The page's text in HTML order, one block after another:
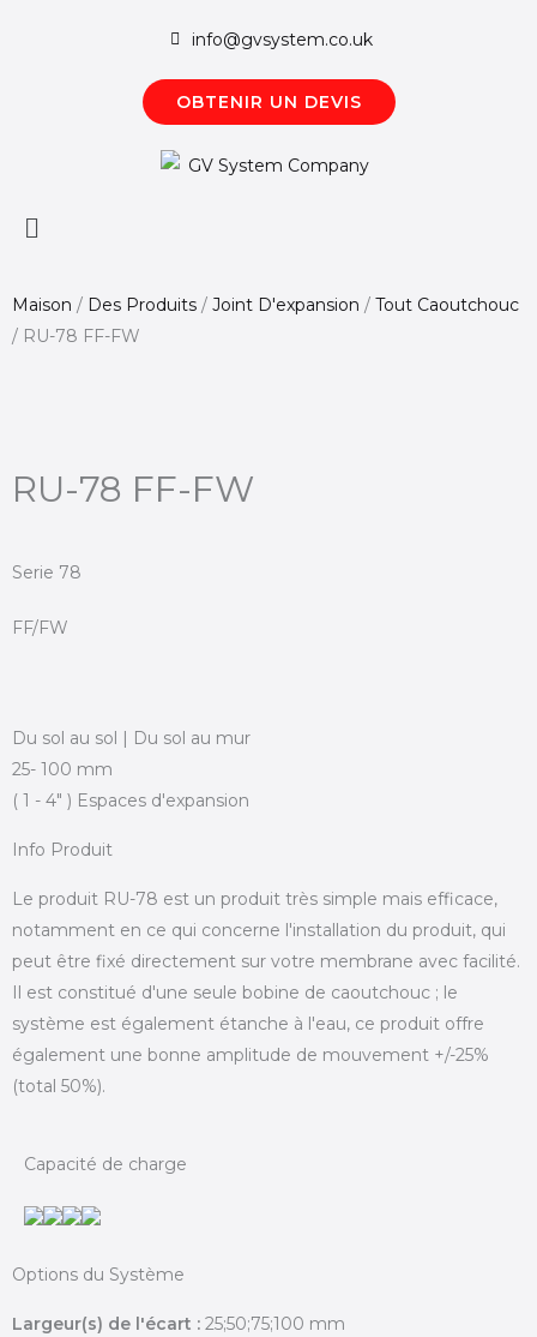
info@gvsystem.co.uk
OBTENIR UN DEVIS
Menú
Maison / Des Produits / Joint D'expansion / Tout Caoutchouc
/ RU-78 FF-FW
RU-78 FF-FW
Serie 78
FF/FW
Du sol au sol | Du sol au mur
25- 100 mm
( 1 - 4" ) Espaces d'expansion
Info Produit
Le produit RU-78 est un produit très simple mais efficace,
notamment en ce qui concerne l'installation du produit, qui
peut être fixé directement sur votre membrane avec facilité.
Il est constitué d'une seule bobine de caoutchouc ; le
système est également étanche à l'eau, ce produit offre
également une bonne amplitude de mouvement +/-25%
(total 50%).
Capacité de charge
Options du Système
Largeur(s) de l'écart : 25;50;75;100 mm